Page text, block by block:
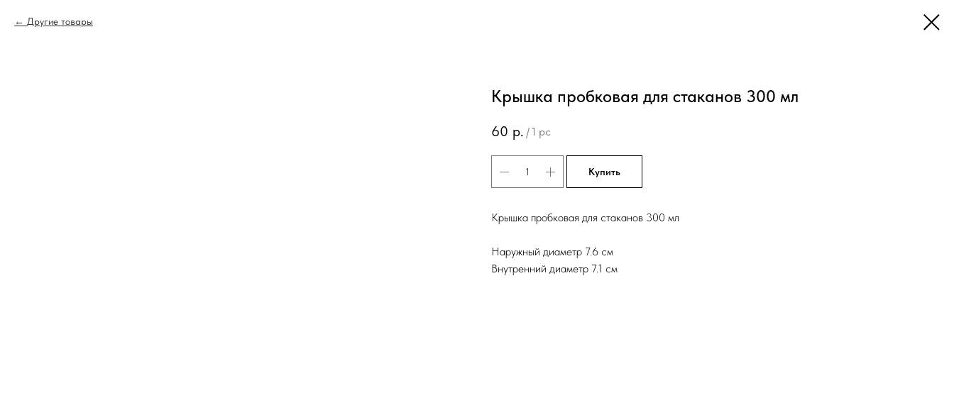
Другие товары
Крышка пробковая для стаканов 300 мл
60 р. / 1 pc
Купить
Крышка пробковая для стаканов 300 мл
Наружный диаметр 7.6 см
Внутренний диаметр 7.1 см